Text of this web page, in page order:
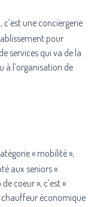
, c’est une conciergerie
pour
services qui va de la
à l’organisation de
« mobilité »,
aux seniors «
coeur », c’est «
chauffeur économique